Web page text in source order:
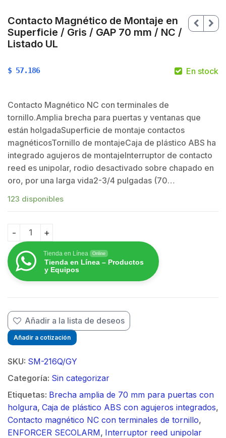
Contacto Magnético de Montaje en
Superficie / Gris / GAP 70 mm / NC /
Listado UL
$
$
$ 57.186 En stock
Contacto Magnético NC con terminales de
tornillo.Amplia brecha para puertas y ventanas que
están holgadaSuperficie de montaje contactos
magnéticosTornillo de montajeCaja de plástico ABS ha
integrado agujeros de montajeInterruptor de contacto
reed es unipolar, rodio desactivado sobre chapado en
oro, por una larga vida2-3/4 pulgadas (70…
123 disponibles
Contacto Magnético de Montaje en Superficie / Gris /
Tienda en Línea Online
Tienda en Línea – Productos
y Equipos
Añadir a la lista de deseos
Añadir a cotización
SKU: SM-216Q/GY
Categoría: Sin categorizar
Etiquetas: Brecha amplia de 70 mm para puertas con
holgura, Caja de plástico ABS con agujeros integrados,
Contacto magnético NC con terminales de tornillo,
ENFORCER SECOLARM, Interruptor reed unipolar